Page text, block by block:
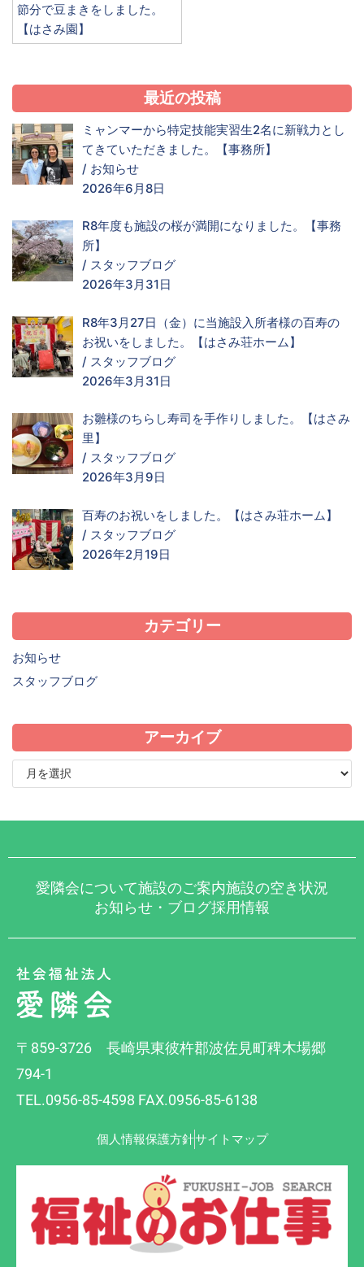
節分で豆まきをしました。
【はさみ園】
最近の投稿
ミャンマーから特定技能実習生2名に新戦力とし
てきていただきました。【事務所】
/ お知らせ
2026年6月8日
R8年度も施設の桜が満開になりました。【事務
所】
/ スタッフブログ
2026年3月31日
R8年3月27日（金）に当施設入所者様の百寿の
お祝いをしました。【はさみ荘ホーム】
/ スタッフブログ
2026年3月31日
お雛様のちらし寿司を手作りしました。【はさみ
里】
/ スタッフブログ
2026年3月9日
百寿のお祝いをしました。【はさみ荘ホーム】
/ スタッフブログ
2026年2月19日
カテゴリー
お知らせ
スタッフブログ
アーカイブ
愛隣会について施設のご案内施設の空き状況
お知らせ・ブログ採用情報
〒859-3726 長崎県東彼杵郡波佐見町稗木場郷
794-1
TEL.0956-85-4598 FAX.0956-85-6138
個人情報保護方針サイトマップ